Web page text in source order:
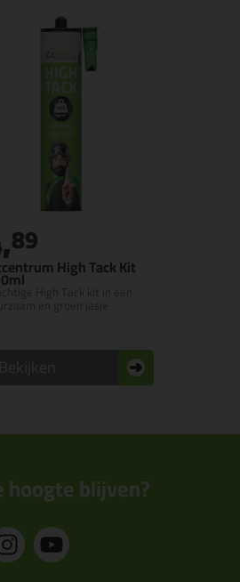
High Tack Kit
High Tack kit in een
89
blijven?